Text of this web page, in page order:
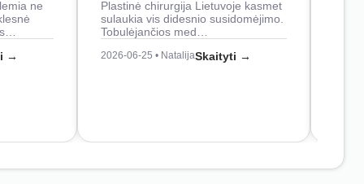
ne
→
Plastinė chirurgija Lietuvoje kasmet
sulaukia vis didesnio susidomėjimo.
Tobulėjančios med…
2026-06-25 • NatalijaSkaityti →